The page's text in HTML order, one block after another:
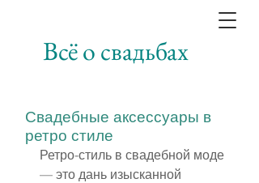
Всё о свадьбах
Свадебные аксессуары в
ретро стиле
Ретро-стиль в свадебной моде
— это дань изысканной